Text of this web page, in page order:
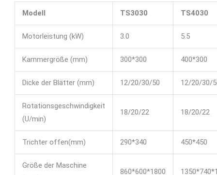
Modell TS3030 TS4030
Motorleistung (kW) 3.0 5.5
Kammergröße (mm) 300*300 400*300
Dicke der Blätter (mm) 12/20/30/50 12/20/30/
Rotationsgeschwindigkeit
(U/min)
18/20/22 18/20/22
Trichter offen(mm) 290*340 450*450
Größe der Maschine
860*600*1800